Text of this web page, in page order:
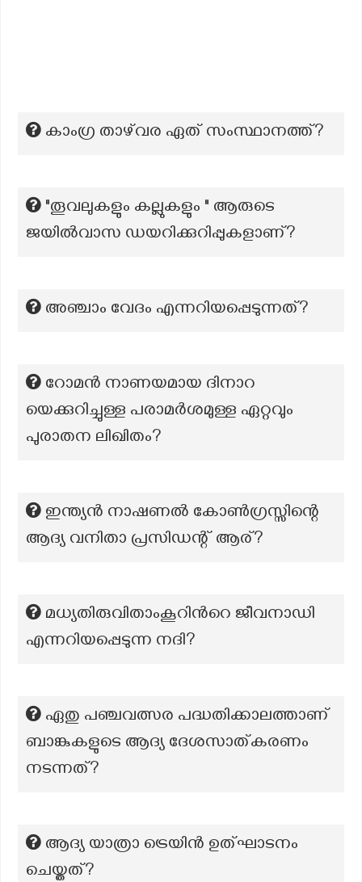
കാംഗ്ര താഴ്‌വര ഏത് സംസ്ഥാനത്ത്?
"തൂവലുകളും കല്ലുകളും " ആരുടെ
ജയിൽവാസ ഡയറിക്കുറിപ്പുകളാണ്?
അഞ്ചാം വേദം എന്നറിയപ്പെടുന്നത്?
റോമൻ നാണയമായ ദിനാറ
യെക്കുറിച്ചുള്ള പരാമർശമുള്ള ഏറ്റവും
പുരാതന ലിഖിതം?
ഇന്ത്യൻ നാഷണൽ കോൺഗ്രസ്സിന്റെ
ആദ്യ വനിതാ പ്രസിഡന്റ് ആര്?
മധ്യതിരുവിതാംകൂറിന്‍റെ ജീവനാഡി
എന്നറിയപ്പെടുന്ന നദി?
ഏതു പഞ്ചവത്സര പദ്ധതിക്കാലത്താണ്
ബാങ്കുകളുടെ ആദ്യ ദേശസാത്കരണം
നടന്നത്?
ആദ്യ യാത്രാ ട്രെയിൻ ഉത്ഘാടനം
ചെയ്തത്?